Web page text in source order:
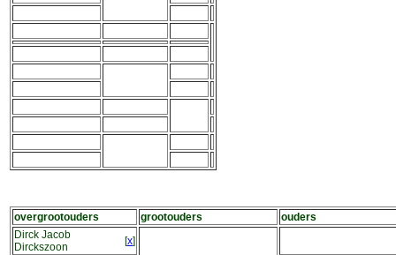
overgrootouders grootouders
ouders
Dirck Jacob
Dirckszoon
[x]